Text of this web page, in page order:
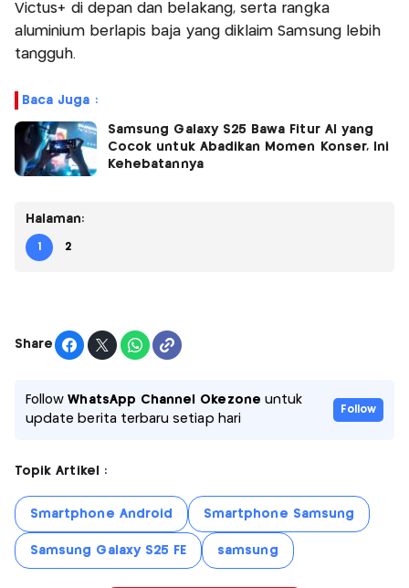
Victus+ di depan dan belakang, serta rangka
aluminium berlapis baja yang diklaim Samsung lebih
tangguh.
Baca Juga :
Samsung Galaxy S25 Bawa Fitur AI yang
Cocok untuk Abadikan Momen Konser, Ini
Kehebatannya
Halaman:
1 2
Share
FollowWhatsApp Channel Okezone untuk
update berita terbaru setiap hari
Follow
Topik Artikel :
Smartphone Android Smartphone Samsung
Samsung Galaxy S25 FE samsung